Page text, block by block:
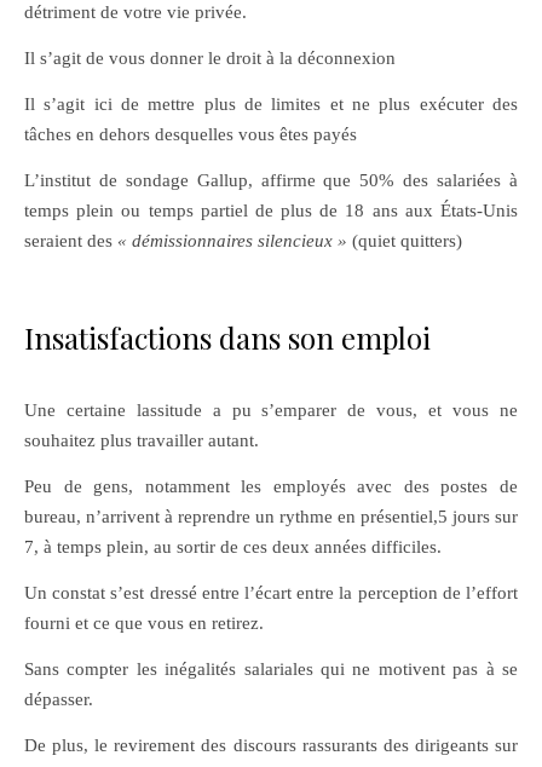
détriment de votre vie privée.
Il s’agit de vous donner le droit à la déconnexion
Il s’agit ici de mettre plus de limites et ne plus exécuter des
tâches en dehors desquelles vous êtes payés
L’institut de sondage Gallup, affirme que 50% des salariées à
temps plein ou temps partiel de plus de 18 ans aux États-Unis
seraient des « démissionnaires silencieux » (quiet quitters)
Insatisfactions dans son emploi
Une certaine lassitude a pu s’emparer de vous, et vous ne
souhaitez plus travailler autant.
Peu de gens, notamment les employés avec des postes de
bureau, n’arrivent à reprendre un rythme en présentiel,5 jours sur
7, à temps plein, au sortir de ces deux années difficiles.
Un constat s’est dressé entre l’écart entre la perception de l’effort
fourni et ce que vous en retirez.
Sans compter les inégalités salariales qui ne motivent pas à se
dépasser.
De plus, le revirement des discours rassurants des dirigeants sur